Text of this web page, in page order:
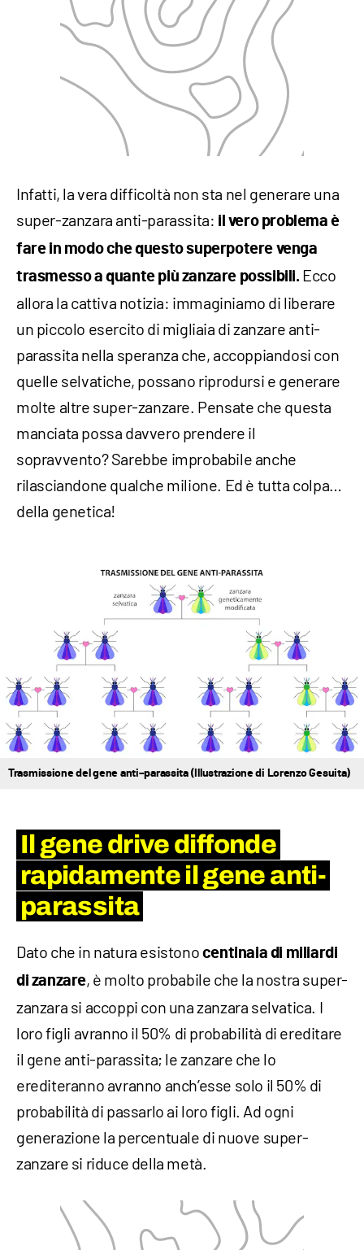
Infatti, la vera difficoltà non sta nel generare una
super-zanzara anti-parassita: il vero problema è
fare in modo che questo superpotere venga
trasmesso a quante più zanzare possibili.Ecco
allora la cattiva notizia: immaginiamo di liberare
un piccolo esercito di migliaia di zanzare anti-
parassita nella speranza che, accoppiandosi con
quelle selvatiche, possano riprodursi e generare
molte altre super-zanzare. Pensate che questa
manciata possa davvero prendere il
sopravvento? Sarebbe improbabile anche
rilasciandone qualche milione. Ed è tutta colpa…
della genetica!
Trasmissione del gene anti–parassita (Illustrazione di Lorenzo Gesuita)
Il gene drive diffonde
rapidamente il gene anti-
parassita
Dato che in natura esistono centinaia di miliardi
di zanzare, è molto probabile che la nostra super-
zanzara si accoppi con una zanzara selvatica. I
loro figli avranno il 50% di probabilità di ereditare
il gene anti-parassita; le zanzare che lo
erediteranno avranno anch’esse solo il 50% di
probabilità di passarlo ai loro figli. Ad ogni
generazione la percentuale di nuove super-
zanzare si riduce della metà.